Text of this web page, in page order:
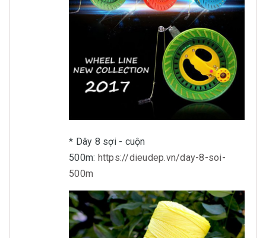
* Dây 8 sợi - cuộn
500m: https://dieudep.vn/day-8-soi-
500m